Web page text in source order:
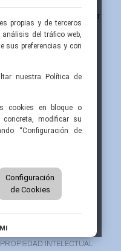
semi@fesemi.org
femi@fesemi.org
AVISO LEGAL
AVISO PARA PACIENTES
FINANCIACIÓN
POLÍTICA DE COOKIES
PROPIEDAD INTELECTUAL
propias y de terceros
del tráfico web,
sus preferencias y con
nuestra Política de
cookies en bloque o
modificar su
“Configuración de
Configuración
de Cookies